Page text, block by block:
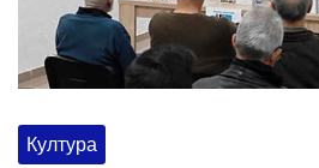
Култура